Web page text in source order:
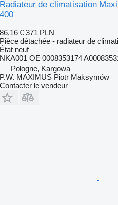
Radiateur de climatisation
400
86,16 € 371 PLN
Pièce détachée - radiateur de
État neuf
NKA001 OE 0008353174
Pologne, Kargowa
P.W. MAXIMUS Piotr Maksymów
Contacter le vendeur